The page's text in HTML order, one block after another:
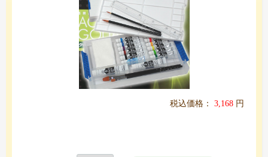
税込価格： 3,168 円